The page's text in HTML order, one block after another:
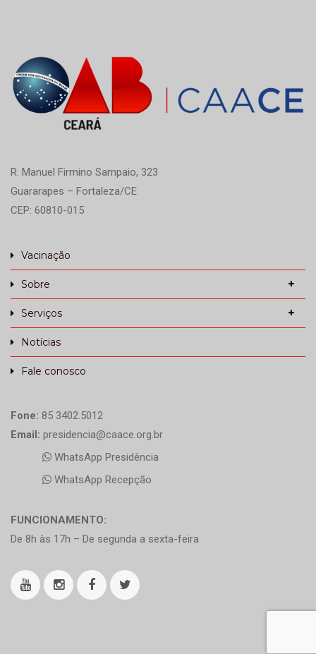
R. Manuel Firmino Sampaio, 323
Guararapes – Fortaleza/CE
CEP: 60810-015
Vacinação
Sobre
Serviços
Notícias
Fale conosco
Fone: 85 3402.5012
Email: presidencia@caace.org.br
WhatsApp Presidência
WhatsApp Recepção
FUNCIONAMENTO:
De 8h às 17h – De segunda a sexta-feira